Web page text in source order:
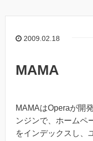
2009.02.18
MAMA
MAMAはOperaが開
ンジンで、ホームペ
をインデックスし、